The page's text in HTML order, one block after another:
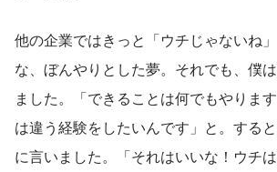
他の企業ではきっと「ウチじゃないね
な、ぼんやりとした夢。それでも、僕
ました。「できることは何でもやりま
は違う経験をしたいんです」と。する
に言いました。「それはいいな！ウチ